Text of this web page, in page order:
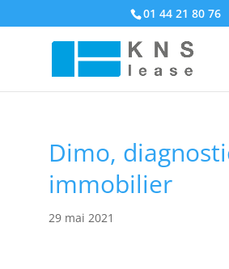
01 44 21 80 76
Dimo,
immobilier
29 mai 2021